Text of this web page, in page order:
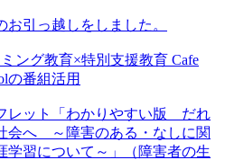
お引っ越しをしました。
ング教育×特別支援教育 Cafe
番組活用
レット「わかりやすい版 だれ
会へ ～障害のある・なしに関
学習について～」（障害者の生